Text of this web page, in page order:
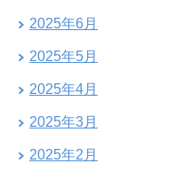
2025年6月
2025年5月
2025年4月
2025年3月
2025年2月